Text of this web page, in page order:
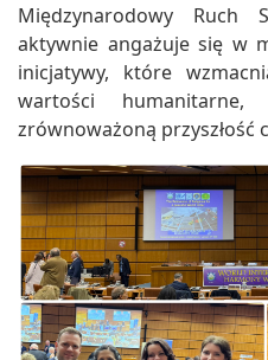
Międzynarodowy Ruch
aktywnie angażuje się w
inicjatywy, które
wartości
zrównoważoną przyszłość